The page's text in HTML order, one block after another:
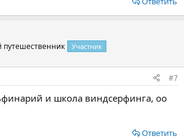
Участник
#7
и школа виндсерфинга, оо
Ответить